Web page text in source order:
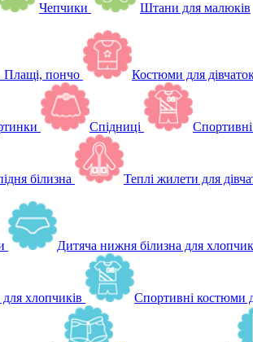
Чепчики
Штани для малюків
Плащі, пончо Костюми для
Спідниці
білизна
Теплі жилети для
Дитяча нижня білизна для
хлопчиків Спортивні костюми